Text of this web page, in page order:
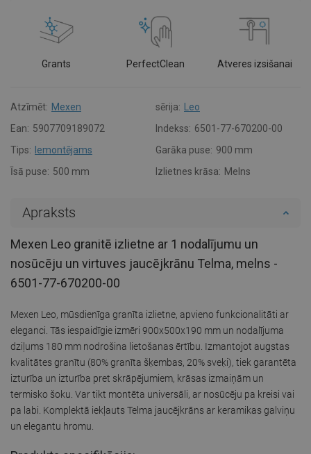
Grants PerfectClean Atveres izsišanai
Atzīmēt: Mexen sērija:
Leo
Ean: 5907709189072 Indekss: 6501-77-670200-00
Tips:
Iemontējams Garāka puse: 900 mm
Īsā puse: 500 mm Izlietnes krāsa: Melns
Apraksts
Mexen Leo granitē izlietne ar 1 nodalījumu un
nosūcēju un virtuves jaucējkrānu Telma, melns -
6501-77-670200-00
Mexen Leo, mūsdienīga granīta izlietne, apvieno funkcionalitāti ar
eleganci. Tās iespaidīgie izmēri 900x500x190 mm un nodalījuma
dziļums 180 mm nodrošina lietošanas ērtību. Izmantojot augstas
kvalitātes granītu (80% granīta šķembas, 20% sveķi), tiek garantēta
izturība un izturība pret skrāpējumiem, krāsas izmaiņām un
termisko šoku. Var tikt montēta universāli, ar nosūcēju pa kreisi vai
pa labi. Komplektā iekļauts Telma jaucējkrāns ar keramikas galviņu
un elegantu hromu.